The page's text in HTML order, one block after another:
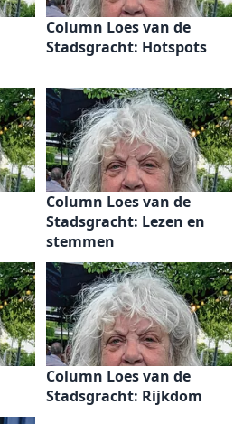
Column Loes van de
Stadsgracht: Hotspots
Column Loes van de
Stadsgracht: Lezen en
stemmen
Column Loes van de
Stadsgracht: Rijkdom